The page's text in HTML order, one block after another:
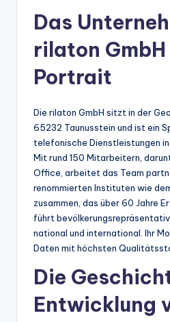
Das
rilaton GmbH
Portrait
Die rilaton GmbH sitzt in der
65232 Taunusstein und ist ein
telefonische Dienstleistungen
Mit rund 150 Mitarbeitern,
Office, arbeitet das Team
renommierten Instituten wie
zusammen, das über 60 Jahre
führt
national und international. Ihr
Daten mit höchsten
Die
Entwicklung